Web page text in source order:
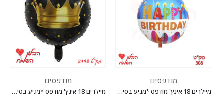
מודפסים מודפסים